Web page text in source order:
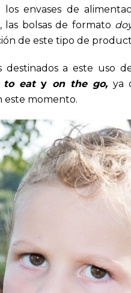
envases de
las bolsas de formato
de este tipo de
destinados a este uso
to eaty on the go, ya
este momento.